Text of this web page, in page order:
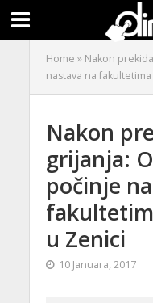
Home » Nakon
nastava na
Nakon
grijanja:
počinje
u Zenici
10 Januara, 2017